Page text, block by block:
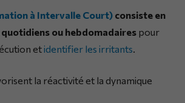
à Intervalle Court) consiste en
ou hebdomadaires pour
etidentifier les irritants.
la réactivité et la dynamique